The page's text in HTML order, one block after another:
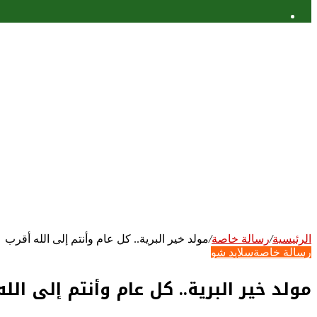
الرئيسية/رسالة خاصة/مولد خير البرية.. كل عام وأنتم إلى الله أقرب
رسالة خاصةسلايد شو
مولد خير البرية.. كل عام وأنتم إلى